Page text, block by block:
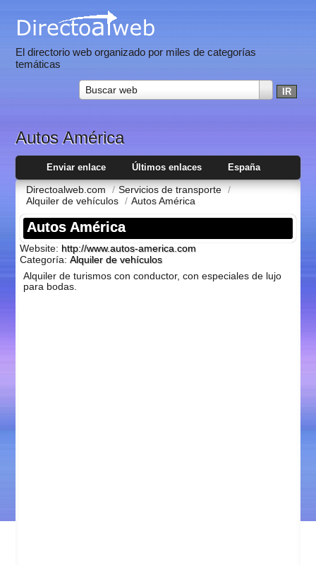
El directorio web organizado por miles de categorías
temáticas
Buscar web
Autos América
Enviar enlace Últimos enlaces España
Directoalweb.com / Servicios de transporte /
Alquiler de vehí­culos / Autos América
Autos América
Website: http://www.autos-america.com
Categoría:Alquiler de vehí­culos
Alquiler de turismos con conductor, con especiales de lujo
para bodas.